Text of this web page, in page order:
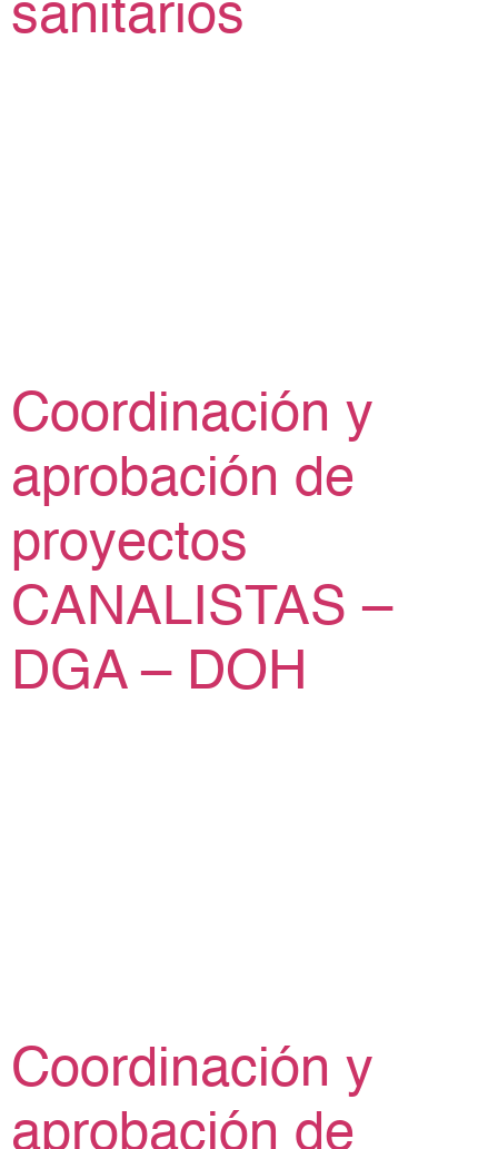
sanitarios
Coordinación y
aprobación de
proyectos
CANALISTAS –
DGA – DOH
Coordinación y
aprobación de